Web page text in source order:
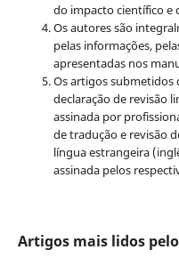
do impacto científico e
Os autores são
pelas informações,
apresentadas nos
Os artigos submetidos
declaração de revisão
assinada por
de tradução e revisão
língua estrangeira
assinada pelos
Artigos mais lidos